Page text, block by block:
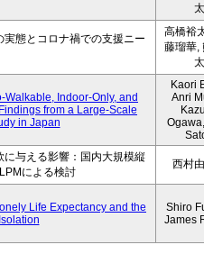
太
態とコロナ禍での支援ニー
高橋裕
藤瑠華,
太
Indoor-Only, and
from a Large-Scale
in Japan
Kaori
Anri
与える影響：国内大規模縦
による検討
西村
Life Expectancy and the
Shiro
James